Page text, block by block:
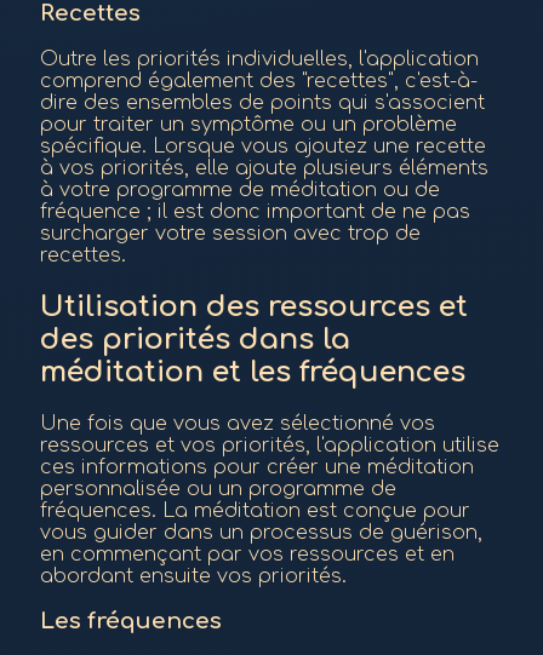
Recettes
Outre les priorités individuelles, l'application
comprend également des "recettes", c'est-à-
dire des ensembles de points qui s'associent
pour traiter un symptôme ou un problème
spécifique. Lorsque vous ajoutez une recette
à vos priorités, elle ajoute plusieurs éléments
à votre programme de méditation ou de
fréquence ; il est donc important de ne pas
surcharger votre session avec trop de
recettes.
Utilisation des ressources et
des priorités dans la
méditation et les fréquences
Une fois que vous avez sélectionné vos
ressources et vos priorités, l'application utilise
ces informations pour créer une méditation
personnalisée ou un programme de
fréquences. La méditation est conçue pour
vous guider dans un processus de guérison,
en commençant par vos ressources et en
abordant ensuite vos priorités.
Les fréquences